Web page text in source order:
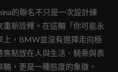
的聯名不只是一次設計練
新詮釋。在這輛「你可能永
上，BMW並沒有選擇走向極
點放在人與生活、騎乘與表
，更是一種態度的象徵。